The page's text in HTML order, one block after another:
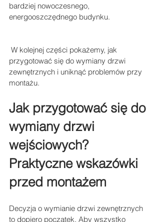
bardziej nowoczesnego,
energooszczędnego budynku.
W kolejnej części pokażemy, jak
przygotować się do wymiany drzwi
zewnętrznych i uniknąć problemów przy
montażu.
Jak przygotować się do
wymiany drzwi
wejściowych?
Praktyczne wskazówki
przed montażem
Decyzja o wymianie drzwi zewnętrznych
to dopiero początek. Aby wszystko